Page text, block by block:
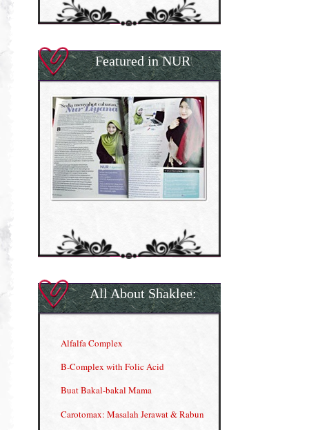
Featured in NUR
All About Shaklee:
Alfalfa Complex
B-Complex with Folic Acid
Buat Bakal-bakal Mama
Carotomax: Masalah Jerawat & Rabun